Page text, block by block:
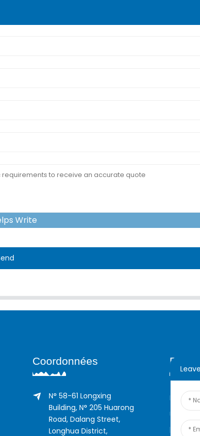
Write
Coordonnées
N° 58-61 Longxing
Building, N° 205 Huarong
Road, Dalang Street,
Longhua District,
Pour